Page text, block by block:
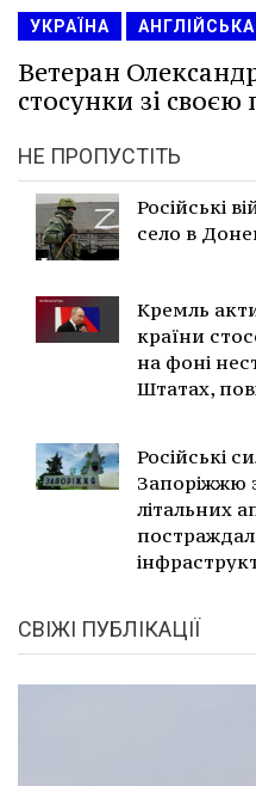
УКРАЇНА
Ветеран
стосунки зі
НЕ ПРОПУСТІТЬ
Російські
село в
Кремль
країни
на фоні
Штатах,
Російські
Запоріжжю
літальних
СВІЖІ ПУБЛІКАЦІЇ